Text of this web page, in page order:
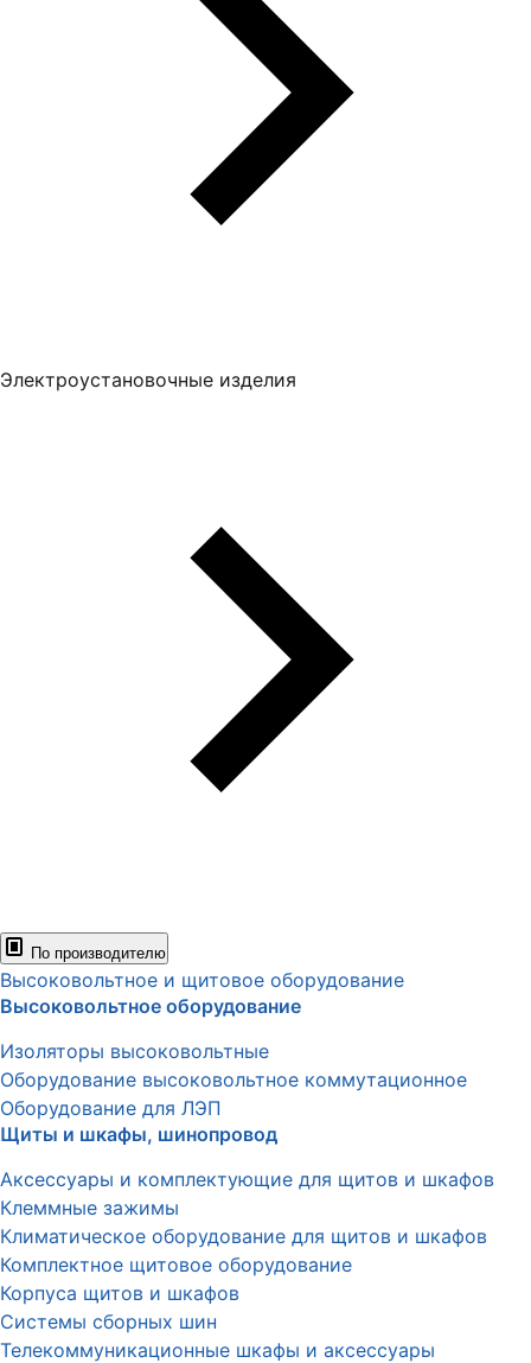
Электроустановочные изделия
По производителю
Высоковольтное и щитовое оборудование
Высоковольтное оборудование
Изоляторы высоковольтные
Оборудование высоковольтное коммутационное
Оборудование для ЛЭП
Щиты и шкафы, шинопровод
Аксессуары и комплектующие для щитов и шкафов
Клеммные зажимы
Климатическое оборудование для щитов и шкафов
Комплектное щитовое оборудование
Корпуса щитов и шкафов
Системы сборных шин
Телекоммуникационные шкафы и аксессуары